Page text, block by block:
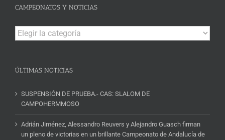
CAMPEONATOS Y NOTICIAS
Campeonatos
y
ÚLTIMAS NOTICIAS
SUSPENSIÓN DE PRUEBA.- CAS: SLALOM DE
CAMPOHERMMOSO
Adrián Jiménez, Alessandro Reuvers y Alejandro Guasch firman
un pleno de victorias en un brillante Campeonato de Andalucía de